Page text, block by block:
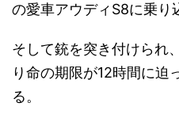
の愛車アウディS8に乗り
そして銃を突き付けられ
り命の期限が12時間に迫
る。